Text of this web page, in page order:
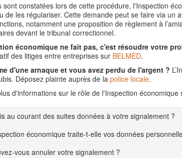
sont constatées lors de cette procédure, l'Inspection
de les régulariser. Cette demande peut se faire via un
notamment une proposition de règlement à
devant le tribunal correctionnel.
économique ne fait pas, c'est résoudre votre
des litiges entre entreprises sur BELMED.
d'une arnaque et vous avez perdu de l'argent ?
Déposez plainte auprès de la police locale.
d'informations sur le rôle de l'Inspection économique
au courant des suites données à votre signalement ?
économique traite-t-elle vos données
vous annuler votre signalement ?